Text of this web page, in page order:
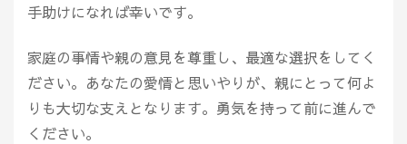
手助けになれば幸いです。
家庭の事情や親の意見を尊重し、最適な選択をしてく
ださい。あなたの愛情と思いやりが、親にとって何よ
りも大切な支えとなります。勇気を持って前に進んで
ください。